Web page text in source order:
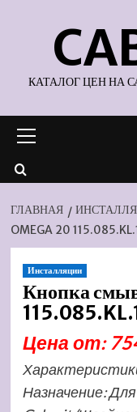
содержимому
КАТАЛОГ ЦЕН НА
меню
ГЛАВНАЯ
OMEGA 20
Инсталляции
Кнопка
Цена от:
Назначение: